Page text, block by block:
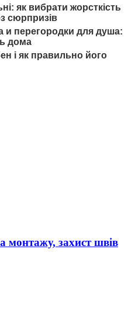
як вибрати жорсткість
сюрпризів
и перегородки для душа:
дома
і як правильно його
захист швів